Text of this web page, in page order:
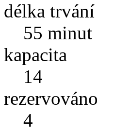
délka trvání
55 minut
kapacita
14
rezervováno
4